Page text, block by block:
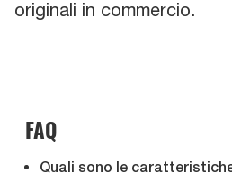
originali in commercio.
FAQ
Quali sono le